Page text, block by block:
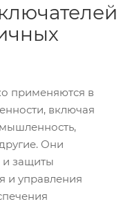
применяются в
включая
Они
и защиты
и управления